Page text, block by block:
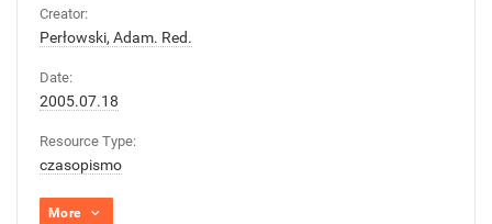
Creator:
Perłowski, Adam. Red.
Date:
2005.07.18
Resource Type:
czasopismo
More